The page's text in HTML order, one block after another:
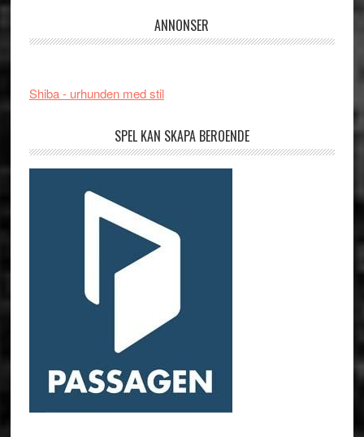
ANNONSER
Shiba - urhunden med stil
SPEL KAN SKAPA BEROENDE